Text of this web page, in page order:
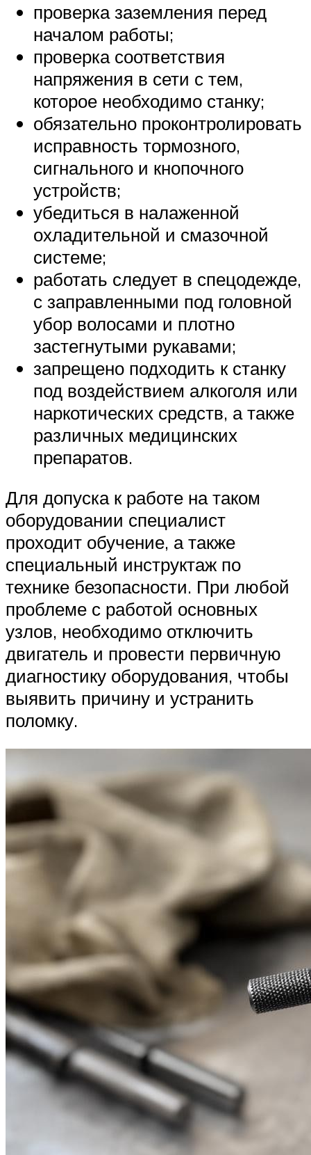
проверка заземления перед
началом работы;
проверка соответствия
напряжения в сети с тем,
которое необходимо станку;
обязательно проконтролировать
исправность тормозного,
сигнального и кнопочного
устройств;
убедиться в налаженной
охладительной и смазочной
системе;
работать следует в спецодежде,
с заправленными под головной
убор волосами и плотно
застегнутыми рукавами;
запрещено подходить к станку
под воздействием алкоголя или
наркотических средств, а также
различных медицинских
препаратов.
Для допуска к работе на таком
оборудовании специалист
проходит обучение, а также
специальный инструктаж по
технике безопасности. При любой
проблеме с работой основных
узлов, необходимо отключить
двигатель и провести первичную
диагностику оборудования, чтобы
выявить причину и устранить
поломку.